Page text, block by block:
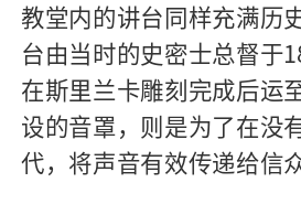
教堂内的讲台同样充满历
台由当时的史密士总督于
在斯里兰卡雕刻完成后运
设的音罩，则是为了在没
代，将声音有效传递给信众